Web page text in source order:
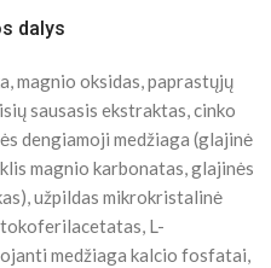
dalys
magnio oksidas, paprastųjų
sausasis ekstraktas, cinko
dengiamoji medžiaga (glajinė
magnio karbonatas, glajinės
užpildas mikrokristalinė
L-
medžiaga kalcio fosfatai,